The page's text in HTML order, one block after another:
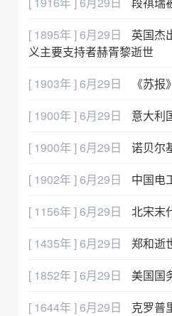
[ 1895年 ] 6月29日
英国杰
义主要支持者赫胥黎逝世
[ 1903年 ] 6月29日
《苏
[ 1900年 ] 6月29日
意大利
[ 1900年 ] 6月29日
诺贝尔
[ 1902年 ] 6月29日
中国电
[ 1156年 ] 6月29日
北宋末
[ 1435年 ] 6月29日
郑和逝
[ 1852年 ] 6月29日
美国国
[ 1644年 ] 6月29日
克罗普